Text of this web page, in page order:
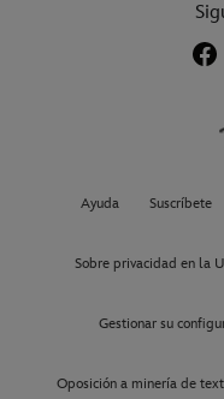
Ayuda Suscríbete
Sobre privacidad en la
Gestionar su
Oposición a minería de